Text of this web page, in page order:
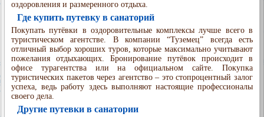
оздоровления и размеренного отдыха.
Где купить путевку в санаторий
Покупать путёвки в оздоровительные комплексы лучше всего в
туристическом агентстве. В компании “Туземец” всегда есть
отличный выбор хороших туров, которые максимально учитывают
пожелания отдыхающих. Бронирование путёвок происходит в
офисе турагентства или на официальном сайте. Покупка
туристических пакетов через агентство – это стопроцентный залог
успеха, ведь работу здесь выполняют настоящие профессионалы
своего дела.
Другие путевки в санатории